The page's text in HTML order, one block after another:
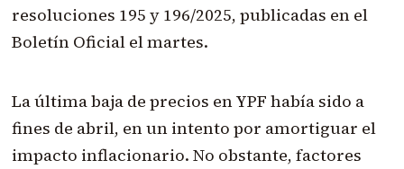
resoluciones 195 y 196/2025, publicadas en el
Boletín Oficial el martes.
La última baja de precios en YPF había sido a
fines de abril, en un intento por amortiguar el
impacto inflacionario. No obstante, factores